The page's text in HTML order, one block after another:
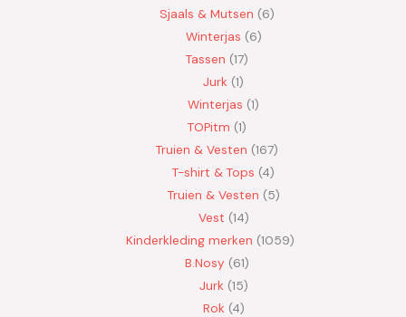
Sjaals & Mutsen 6
Winterjas 6
Tassen 17
Jurk 1
Winterjas 1
TOPitm 1
Truien & Vesten 167
T-shirt & Tops 4
Truien & Vesten 5
Vest 14
Kinderkleding merken 1059
B.Nosy 61
Jurk 15
Rok 4